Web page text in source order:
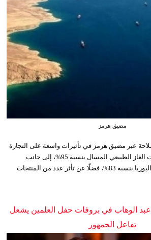
مضيق هرمز
عبر مضيق هرمز في تأثيرات واسعة على التجارة
العالمية، مع تراجع صادرات الغاز الطبيعي المسال بنسبة 95%، إلى جانب
انخفاض صادرات أسمدة اليوريا بنسبة 83%، فضلًا عن تأثر عدد من المنتجات
الوهاب في بروفات حفل العلمين يشعل
تفاعل الجمهور